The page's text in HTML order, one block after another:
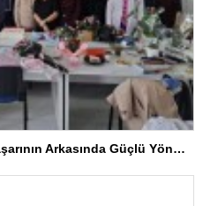
Iğdır İnönü Ortaokulu’nda Başarının Arkasında Güçlü Yönetim ve Özverili Eğitim Kadrosu Bulunuyor